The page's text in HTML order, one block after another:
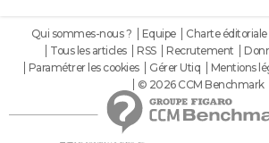
Qui sommes-nous ? Equipe Charte éditoriale
Tous les articles
RSS Recrutement
Paramétrer les cookies
Gérer Utiq Mentions
© 2026 CCM Benchmark